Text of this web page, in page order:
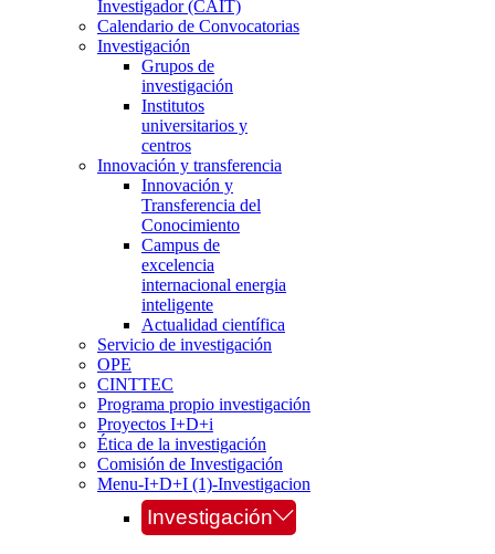
Investigador (CAIT)
Calendario de Convocatorias
Investigación
Grupos de
investigación
Institutos
universitarios y
centros
Innovación y transferencia
Innovación y
Transferencia del
Conocimiento
Campus de
excelencia
internacional energia
inteligente
Actualidad científica
Servicio de investigación
OPE
CINTTEC
Programa propio investigación
Proyectos I+D+i
Ética de la investigación
Comisión de Investigación
Menu-I+D+I (1)-Investigacion
Investigación